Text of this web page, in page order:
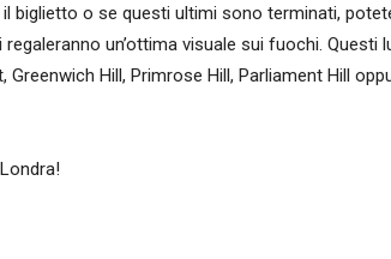
il biglietto o se questi ultimi sono terminati,
regaleranno un’ottima visuale sui fuochi.
Greenwich Hill, Primrose Hill, Parliament Hill